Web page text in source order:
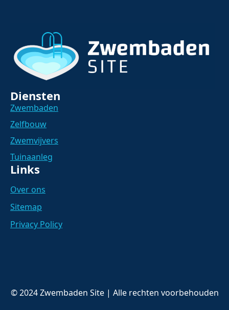
Diensten
Zwembaden
Zelfbouw
Zwemvijvers
Tuinaanleg
Links
Over ons
Sitemap
Privacy Policy
© 2024 Zwembaden Site | Alle rechten voorbehouden